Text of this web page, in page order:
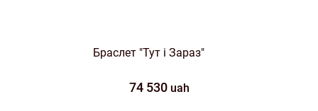
Браслет "Тут і Зараз"
74 530 uah